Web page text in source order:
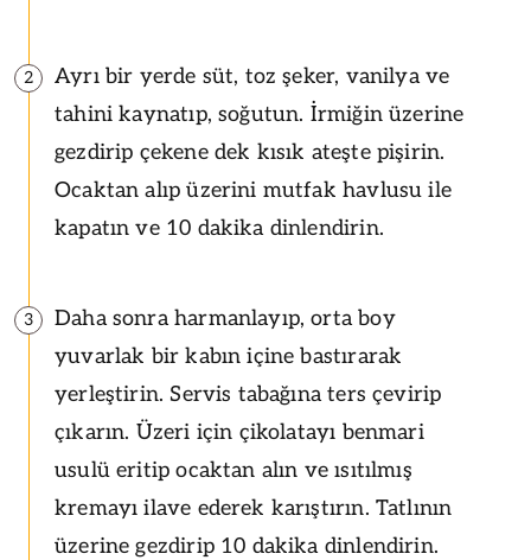
2
Ayrı bir yerde süt, toz şeker, vanilya ve
tahini kaynatıp, soğutun. İrmiğin üzerine
gezdirip çekene dek kısık ateşte pişirin.
Ocaktan alıp üzerini mutfak havlusu ile
kapatın ve 10 dakika dinlendirin.
3
Daha sonra harmanlayıp, orta boy
yuvarlak bir kabın içine bastırarak
yerleştirin. Servis tabağına ters çevirip
çıkarın. Üzeri için çikolatayı benmari
usulü eritip ocaktan alın ve ısıtılmış
kremayı ilave ederek karıştırın. Tatlının
üzerine gezdirip 10 dakika dinlendirin.